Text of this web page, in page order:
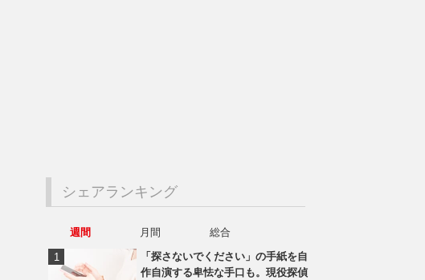
シェアランキング
週間 月間
総合
「探さないでください」の手紙を自
作自演する卑怯な手口も。現役探偵